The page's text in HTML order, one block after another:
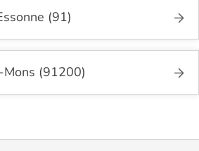
(91)
Mons (91200)